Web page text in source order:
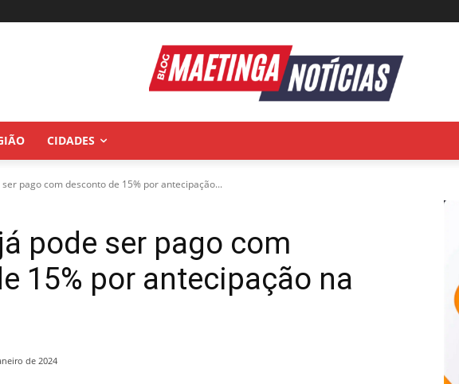
CIDADES
ser pago com desconto de 15% por antecipação...
pode ser pago com
15% por antecipação na
de 2024